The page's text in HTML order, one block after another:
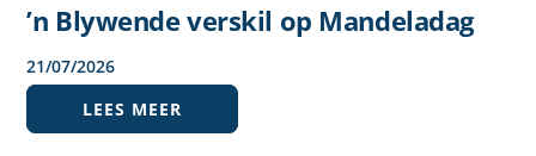
’n Blywende verskil op Mandeladag
21/07/2026
LEES MEER